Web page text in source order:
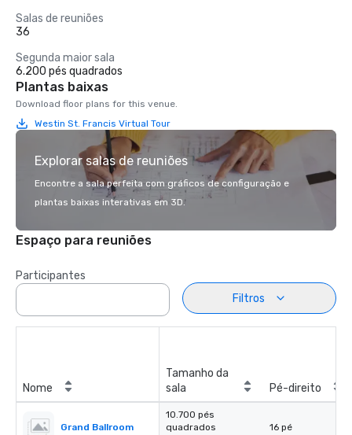
Salas de reuniões
36
Segunda maior sala
6.200 pés quadrados
Plantas baixas
Download floor plans for this venue.
Westin St. Francis Virtual Tour
Explorar salas de reuniões
Encontre a sala perfeita com gráficos de configuração e
plantas baixas interativas em 3D.
Espaço para reuniões
Participantes
Filtros
Nome
Tamanho da
sala
Pé-direito
Grand Ballroom
10.700 pés
quadrados
16 pé